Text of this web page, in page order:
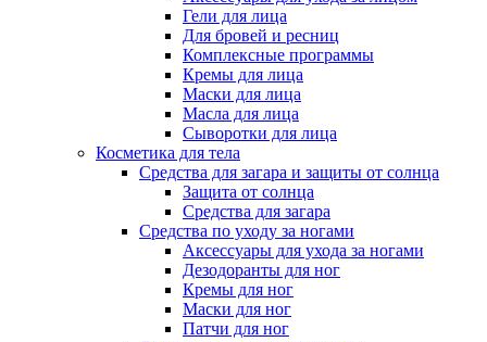
Гели для лица
Для бровей и ресниц
Комплексные программы
Кремы для лица
Маски для лица
Масла для лица
Сыворотки для лица
Косметика для тела
Средства для загара и защиты от солнца
Защита от солнца
Средства для загара
Средства по уходу за ногами
Аксессуары для ухода за ногами
Дезодоранты для ног
Кремы для ног
Маски для ног
Патчи для ног